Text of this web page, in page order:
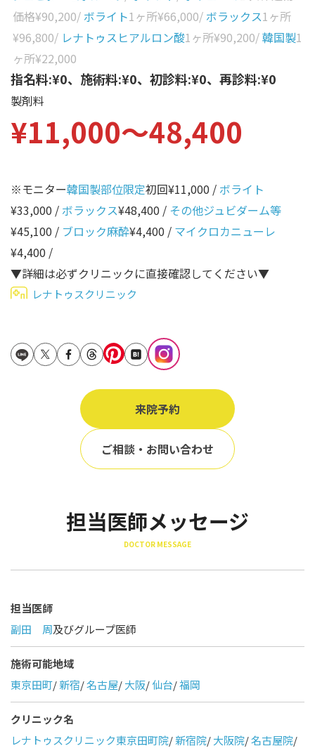
涙袋
眼窩縁（目の下）
ゴルゴライン
鼻
ほうれい線
唇
口角
顎
首
立ち耳
Gender
女性
その他
Age
年代から探す
10代
20代
50代
70代
80代
90代
地域から探す
東京
価格¥90,200/ ボライト1ヶ所¥66,000/ ボラックス1ヶ所
¥96,800/ レナトゥスヒアルロン酸1ヶ所¥90,200/韓国製1
ヶ所¥22,000
指名料:¥0、施術料:¥0、初診料:¥0、再診料:¥0
製剤料
¥11,000〜48,400
※モニター韓国製部位限定初回¥11,000 / ボライト
¥33,000 / ボラックス¥48,400 / その他ジュビダーム等
¥45,100 / ブロック麻酔¥4,400 / マイクロカニューレ
¥4,400 /
▼詳細は必ずクリニックに直接確認してください▼
レナトゥスクリニック
来院予約
ご相談・お問い合わせ
担当医師メッセージ
DOCTOR MESSAGE
担当医師
副田 周及びグループ医師
施術可能地域
東京田町/新宿/名古屋/大阪/仙台/福岡
クリニック名
レナトゥスクリニック東京田町院/新宿院/大阪院/名古屋院/